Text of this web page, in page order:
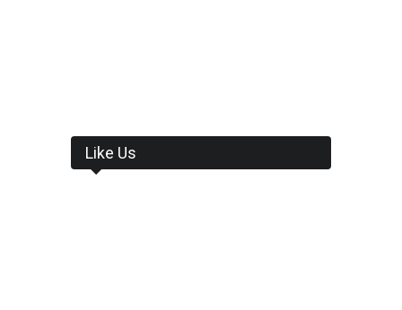
Like Us